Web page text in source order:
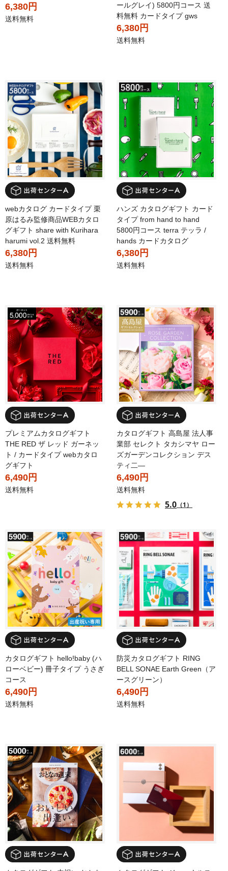
6,380円
送料無料
ールグレイ) 5800円コース 送
料無料 カードタイプ gws
6,380円
送料無料
webカタログ カードタイプ 栗
原はるみ監修商品WEBカタロ
グギフト share with Kurihara
harumi vol.2 送料無料
6,380円
送料無料
ハンズ カタログギフト カード
タイプ from hand to hand
5800円コース terra テッラ /
hands カードカタログ
6,380円
送料無料
プレミアムカタログギフト
THE RED ザ レッド ガーネッ
ト / カードタイプ webカタロ
グギフト
6,490円
送料無料
カタログギフト 高島屋 法人事
業部 セレクト タカシマヤ ロー
ズガーデンコレクション デス
ティ二―
6,490円
送料無料
5.0 （1）
カタログギフト hello!baby (ハ
ローベビー) 冊子タイプ うさぎ
コース
6,490円
送料無料
防災カタログギフト RING
BELL SONAE Earth Green（ア
ースグリーン）
6,490円
送料無料